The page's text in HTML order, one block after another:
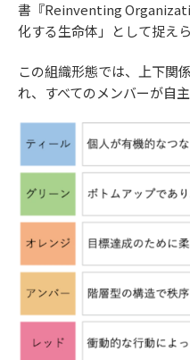
書『Reinventing
化する生命体」として捉えら
この組織形態では、上下関
れ、すべてのメンバーが自